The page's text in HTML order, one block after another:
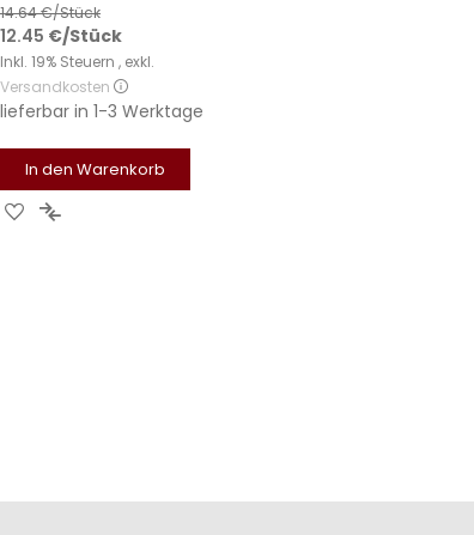
14.64€/Stück
12.45 €/Stück
Inkl. 19% Steuern , exkl.
Versandkosten
lieferbar in 1-3 Werktage
In den Warenkorb
Zur Zur